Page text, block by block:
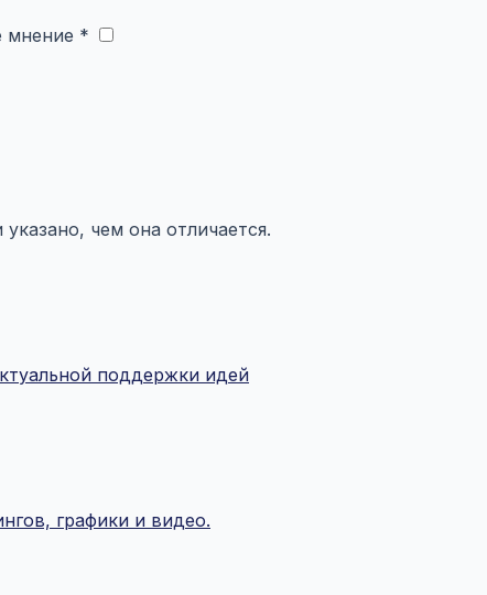
мнение *
чем она отличается.
поддержки идей
графики и видео.